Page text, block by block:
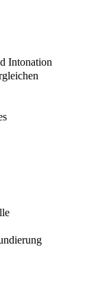
Intonation